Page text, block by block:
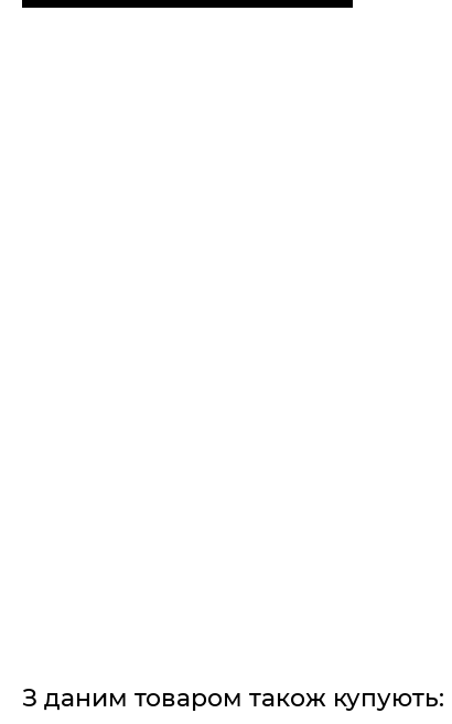
З даним товаром також купують: